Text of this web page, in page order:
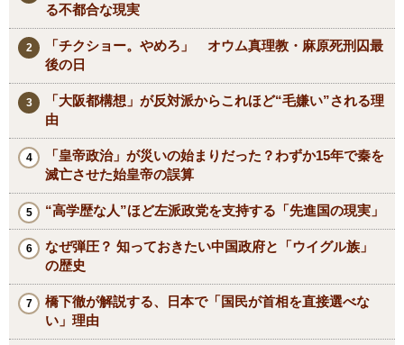
る不都合な現実
「チクショー。やめろ」 オウム真理教・麻原死刑囚最
後の日
「大阪都構想」が反対派からこれほど“毛嫌い”される理
由
「皇帝政治」が災いの始まりだった？わずか15年で秦を
滅亡させた始皇帝の誤算
“高学歴な人”ほど左派政党を支持する「先進国の現実」
なぜ弾圧？ 知っておきたい中国政府と「ウイグル族」
の歴史
橋下徹が解説する、日本で「国民が首相を直接選べな
い」理由